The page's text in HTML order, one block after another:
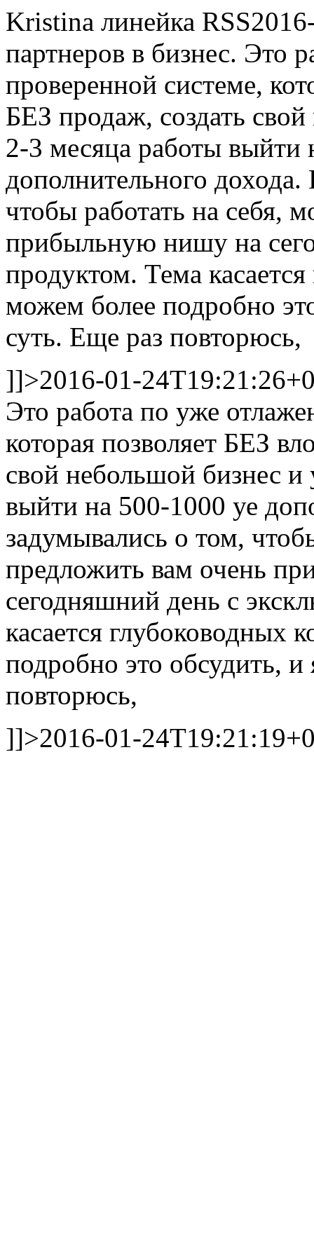
Kristina линейка RSS
партнеров в бизнес. Это
проверенной системе,
БЕЗ продаж, создать
2-3 месяца работы выйти
дополнительного
чтобы работать на себя,
прибыльную нишу на
продуктом. Тема
можем более подробно
суть. Еще раз повторюсь,
]]>2016-01-
Это работа по уже
которая позволяет БЕЗ
свой небольшой бизнес и
выйти на 500-1000 уе
задумывались о том,
предложить вам очень
сегодняшний день с
касается
подробно это обсудить,
повторюсь,
]]>2016-01-